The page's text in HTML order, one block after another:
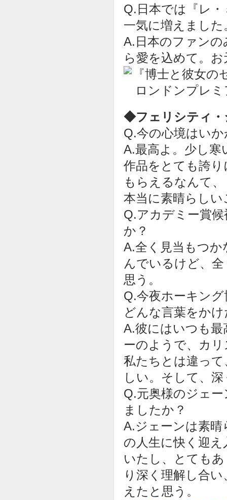
Q.日本では『レ
一気に増えまし
A.日本のファン
ら愛を込めて。
◆フェリシティ・
Q.今の心境はい
A.最高よ。少し
作品をとても誇
もらえるなんて、
本当に素晴らし
Q.アカデミー賞
か？
A.全く見当もつ
んでいるけど、
思う。
Q.今夜ホーキン
どんな言葉をか
A.彼にはいつも
ーのようで、カ
私たちとは違っ
しい。そして、
Q.元奥様のジェ
ましたか？
A.ジェーンは素
の人生に快く迎
いたし、とても
り深く理解し合
えたと思う。